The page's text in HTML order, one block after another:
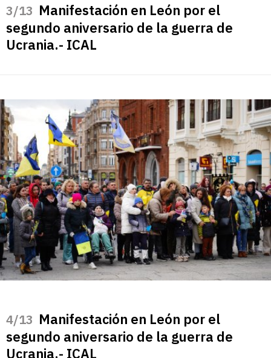
/13 Manifestación en León por el
segundo aniversario de la guerra de
Ucrania.- ICAL
/13 Manifestación en León por el
segundo aniversario de la guerra de
Ucrania.- ICAL